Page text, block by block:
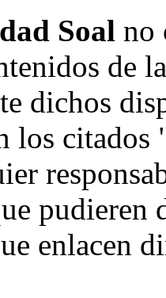
Soal no
de
dichos
los
pudieren
enlacen